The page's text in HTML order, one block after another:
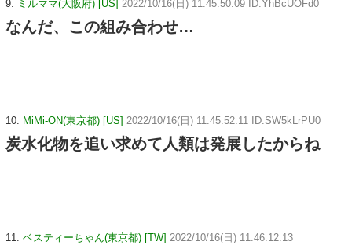
9: ミルママ(大阪府) [US] 2022/10/16(日) 11:45:50.09 ID:YhBcUOFd0
なんだ、この組み合わせ…
10: MiMi-ON(東京都) [US] 2022/10/16(日) 11:45:52.11 ID:SW5kLrPU0
炭水化物を追い求めて人類は発展したからね
11: ベスティーちゃん(東京都) [TW] 2022/10/16(日) 11:46:12.13